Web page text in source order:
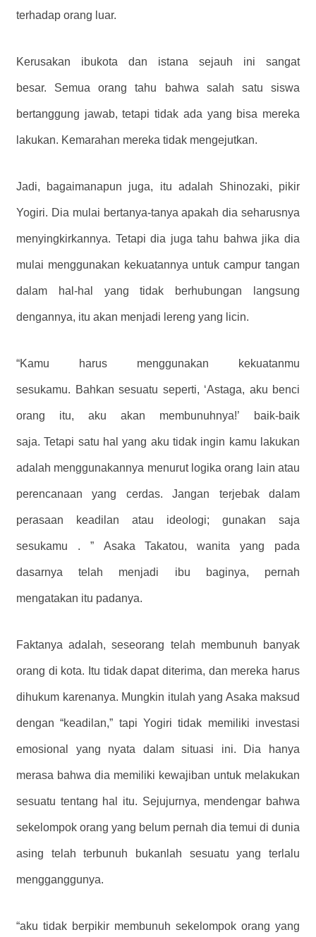
terhadap orang luar.
Kerusakan ibukota dan istana sejauh ini sangat
besar. Semua orang tahu bahwa salah satu siswa
bertanggung jawab, tetapi tidak ada yang bisa mereka
lakukan. Kemarahan mereka tidak mengejutkan.
Jadi, bagaimanapun juga, itu adalah Shinozaki, pikir
Yogiri. Dia mulai bertanya-tanya apakah dia seharusnya
menyingkirkannya. Tetapi dia juga tahu bahwa jika dia
mulai menggunakan kekuatannya untuk campur tangan
dalam hal-hal yang tidak berhubungan langsung
dengannya, itu akan menjadi lereng yang licin.
“Kamu harus menggunakan kekuatanmu
sesukamu. Bahkan sesuatu seperti, ‘Astaga, aku benci
orang itu, aku akan membunuhnya!’ baik-baik
saja. Tetapi satu hal yang aku tidak ingin kamu lakukan
adalah menggunakannya menurut logika orang lain atau
perencanaan yang cerdas. Jangan terjebak dalam
perasaan keadilan atau ideologi; gunakan saja
sesukamu . ” Asaka Takatou, wanita yang pada
dasarnya telah menjadi ibu baginya, pernah
mengatakan itu padanya.
Faktanya adalah, seseorang telah membunuh banyak
orang di kota. Itu tidak dapat diterima, dan mereka harus
dihukum karenanya. Mungkin itulah yang Asaka maksud
dengan “keadilan,” tapi Yogiri tidak memiliki investasi
emosional yang nyata dalam situasi ini. Dia hanya
merasa bahwa dia memiliki kewajiban untuk melakukan
sesuatu tentang hal itu. Sejujurnya, mendengar bahwa
sekelompok orang yang belum pernah dia temui di dunia
asing telah terbunuh bukanlah sesuatu yang terlalu
mengganggunya.
“aku tidak berpikir membunuh sekelompok orang yang